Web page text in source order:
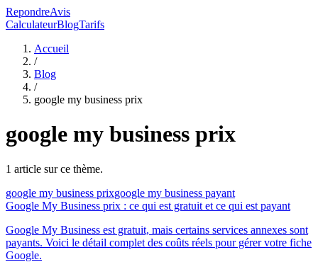
RepondreAvis
CalculateurBlogTarifs
Accueil
/
Blog
/
google my business prix
google my business prix
1 article sur ce thème.
google my business prixgoogle my business payant
Google My Business prix : ce qui est gratuit et ce qui est payant
Google My Business est gratuit, mais certains services annexes sont
payants. Voici le détail complet des coûts réels pour gérer votre fiche
Google.